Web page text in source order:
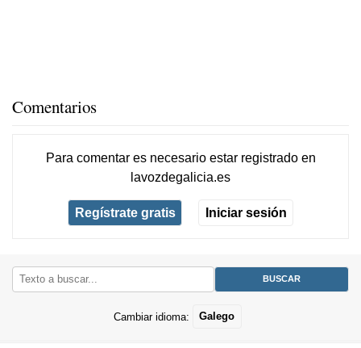
Comentarios
Para comentar es necesario estar registradoen
lavozdegalicia.es
Regístrate gratis Iniciar sesión
Cambiar idioma: Galego